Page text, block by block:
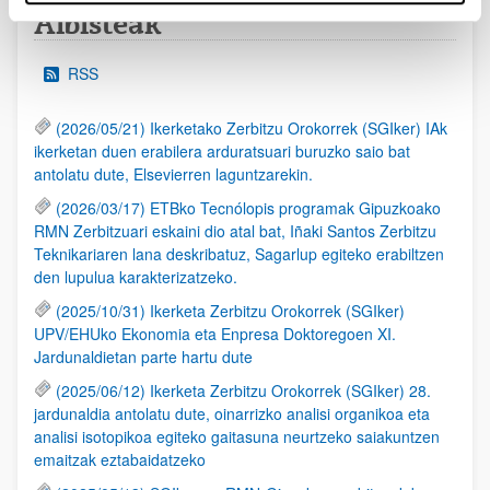
Albisteak
RSS
(2026/05/21) Ikerketako Zerbitzu Orokorrek (SGIker) IAk
ikerketan duen erabilera arduratsuari buruzko saio bat
antolatu dute, Elsevierren laguntzarekin.
(2026/03/17) ETBko Tecnólopis programak Gipuzkoako
RMN Zerbitzuari eskaini dio atal bat, Iñaki Santos Zerbitzu
Teknikariaren lana deskribatuz, Sagarlup egiteko erabiltzen
den lupulua karakterizatzeko.
(2025/10/31) Ikerketa Zerbitzu Orokorrek (SGIker)
UPV/EHUko Ekonomia eta Enpresa Doktoregoen XI.
Jardunaldietan parte hartu dute
(2025/06/12) Ikerketa Zerbitzu Orokorrek (SGIker) 28.
jardunaldia antolatu dute, oinarrizko analisi organikoa eta
analisi isotopikoa egiteko gaitasuna neurtzeko saiakuntzen
emaitzak eztabaidatzeko